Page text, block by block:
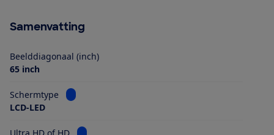
Samenvatting
Beelddiagonaal (inch)
65 inch
Schermtype
Bekijk informatie voor Schermtype
LCD-LED
Ultra HD of HD
Bekijk informatie voor Ultra HD of HD